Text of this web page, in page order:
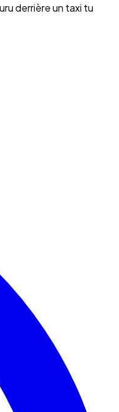
derrière un taxi tu